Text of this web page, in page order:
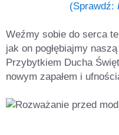
(Sprawdź:
Weźmy sobie do serca
jak on pogłębiajmy
Przybytkiem Ducha
nowym zapałem i